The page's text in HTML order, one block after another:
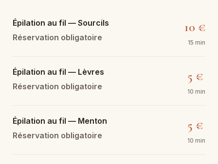
Épilation au fil — Sourcils
Réservation obligatoire
10 €
15 min
Épilation au fil — Lèvres
Réservation obligatoire
5 €
10 min
Épilation au fil — Menton
Réservation obligatoire
5 €
10 min